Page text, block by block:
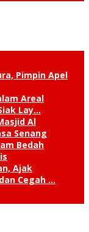
Pimpin Apel
Areal
Lay…
Al
Senang
Bedah
Ajak
Cegah …